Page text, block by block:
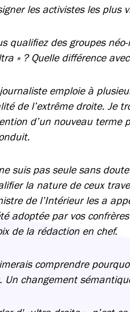
les activistes les plus
qualifiez des groupes
» ? Quelle différence
emploie à
de l’extrême droite. Je
d’un nouveau terme
suis pas seule sans
la nature de ceux
de l’Intérieur les a
adoptée par vos
de la rédaction en chef.
comprendre
Un changement